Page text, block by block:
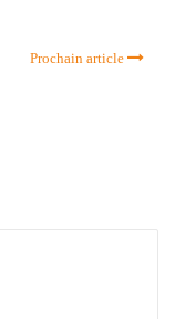
Prochain article